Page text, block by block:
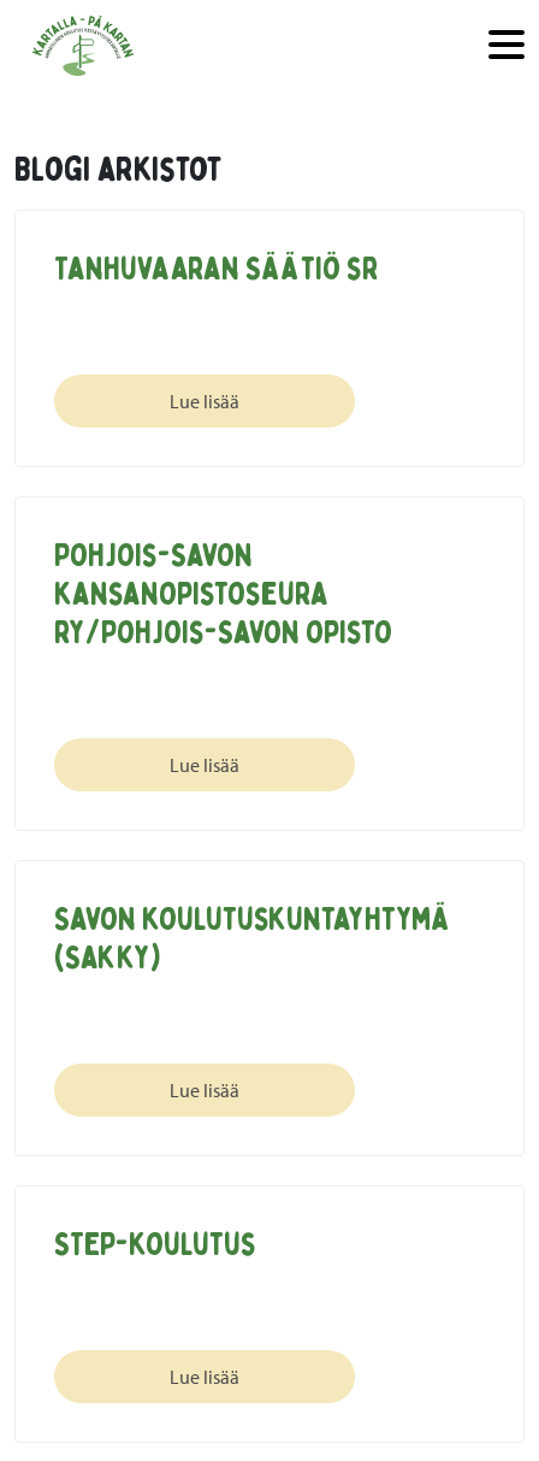
Hyppää sisältöön
Blogi arkistot
Tanhuvaaran Säätiö sr
Lue lisää
Pohjois-Savon
kansanopistoseura
ry/Pohjois-Savon opisto
Lue lisää
Savon koulutuskuntayhtymä
(Sakky)
Lue lisää
STEP-koulutus
Lue lisää